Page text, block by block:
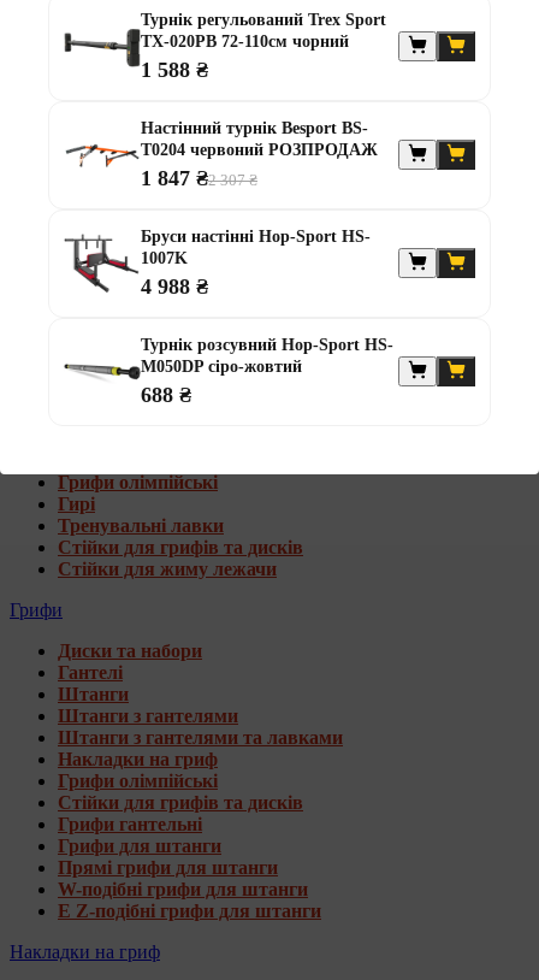
Штанги з w-подібним грифом
Жилети обтяжувачі
Штанги з гантелями
Диски та набори
Гантелі
Штанги
Штанги з гантелями та лавками
Грифи олімпійські
Тренувальні лавки
Стійки для грифів та дисків
Стійки для жиму лежачи
Диски та набори
Грифи олімпійські
Гирі
Тренувальні лавки
Стійки для грифів та дисків
Стійки для жиму лежачи
Грифи
Диски та набори
Гантелі
Штанги
Штанги з гантелями
Штанги з гантелями та лавками
Накладки на гриф
Грифи олімпійські
Стійки для грифів та дисків
Грифи гантельні
Грифи для штанги
Прямі грифи для штанги
W-подібні грифи для штанги
E Z-подібні грифи для штанги
Накладки на гриф
Турнік регульований Trex Sport
TX-020PB 72-110см чорний
1 588 ₴
Настінний турнік Besport BS-
T0204 червоний РОЗПРОДАЖ
1 847 ₴2 307 ₴
Бруси настінні Hop-Sport HS-
1007K
4 988 ₴
Турнік розсувний Hop-Sport HS-
M050DP сіро-жовтий
688 ₴